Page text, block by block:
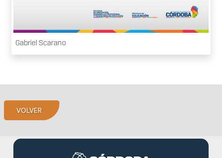
Gabriel Scarano
VOLVER